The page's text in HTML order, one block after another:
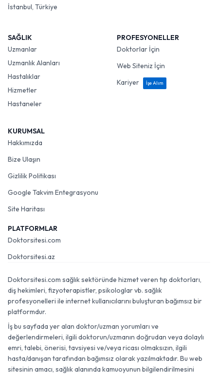
İstanbul, Türkiye
SAĞLIK
Uzmanlar
Uzmanlık Alanları
Hastalıklar
Hizmetler
Hastaneler
PROFESYONELLER
Doktorlar İçin
Web Siteniz İçin
Kariyer
İşe Alım
KURUMSAL
Hakkımızda
Bize Ulaşın
Gizlilik Politikası
Google Takvim Entegrasyonu
Site Haritası
PLATFORMLAR
Doktorsitesi.com
Doktorsitesi.az
Doktorsitesi.com sağlık sektöründe hizmet veren tıp doktorları,
diş hekimleri, fizyoterapistler, psikologlar vb. sağlık
profesyonelleri ile internet kullanıcılarını buluşturan bağımsız bir
platformdur.
İş bu sayfada yer alan doktor/uzman yorumları ve
değerlendirmeleri, ilgili doktorun/uzmanın doğrudan veya dolaylı
emri, talebi, önerisi, tavsiyesi ve/veya ricası olmaksızın, ilgili
hasta/danışan tarafından bağımsız olarak yazılmaktadır. Bu web
sitesinin amacı, sağlık alanında kamuoyunun bilgilendirilmesini